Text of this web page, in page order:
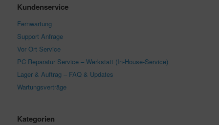
Kundenservice
Fernwartung
Support Anfrage
Vor Ort Service
PC Reparatur Service – Werkstatt (In-House-Service)
Lager & Auftrag – FAQ & Updates
Wartungsverträge
Kategorien